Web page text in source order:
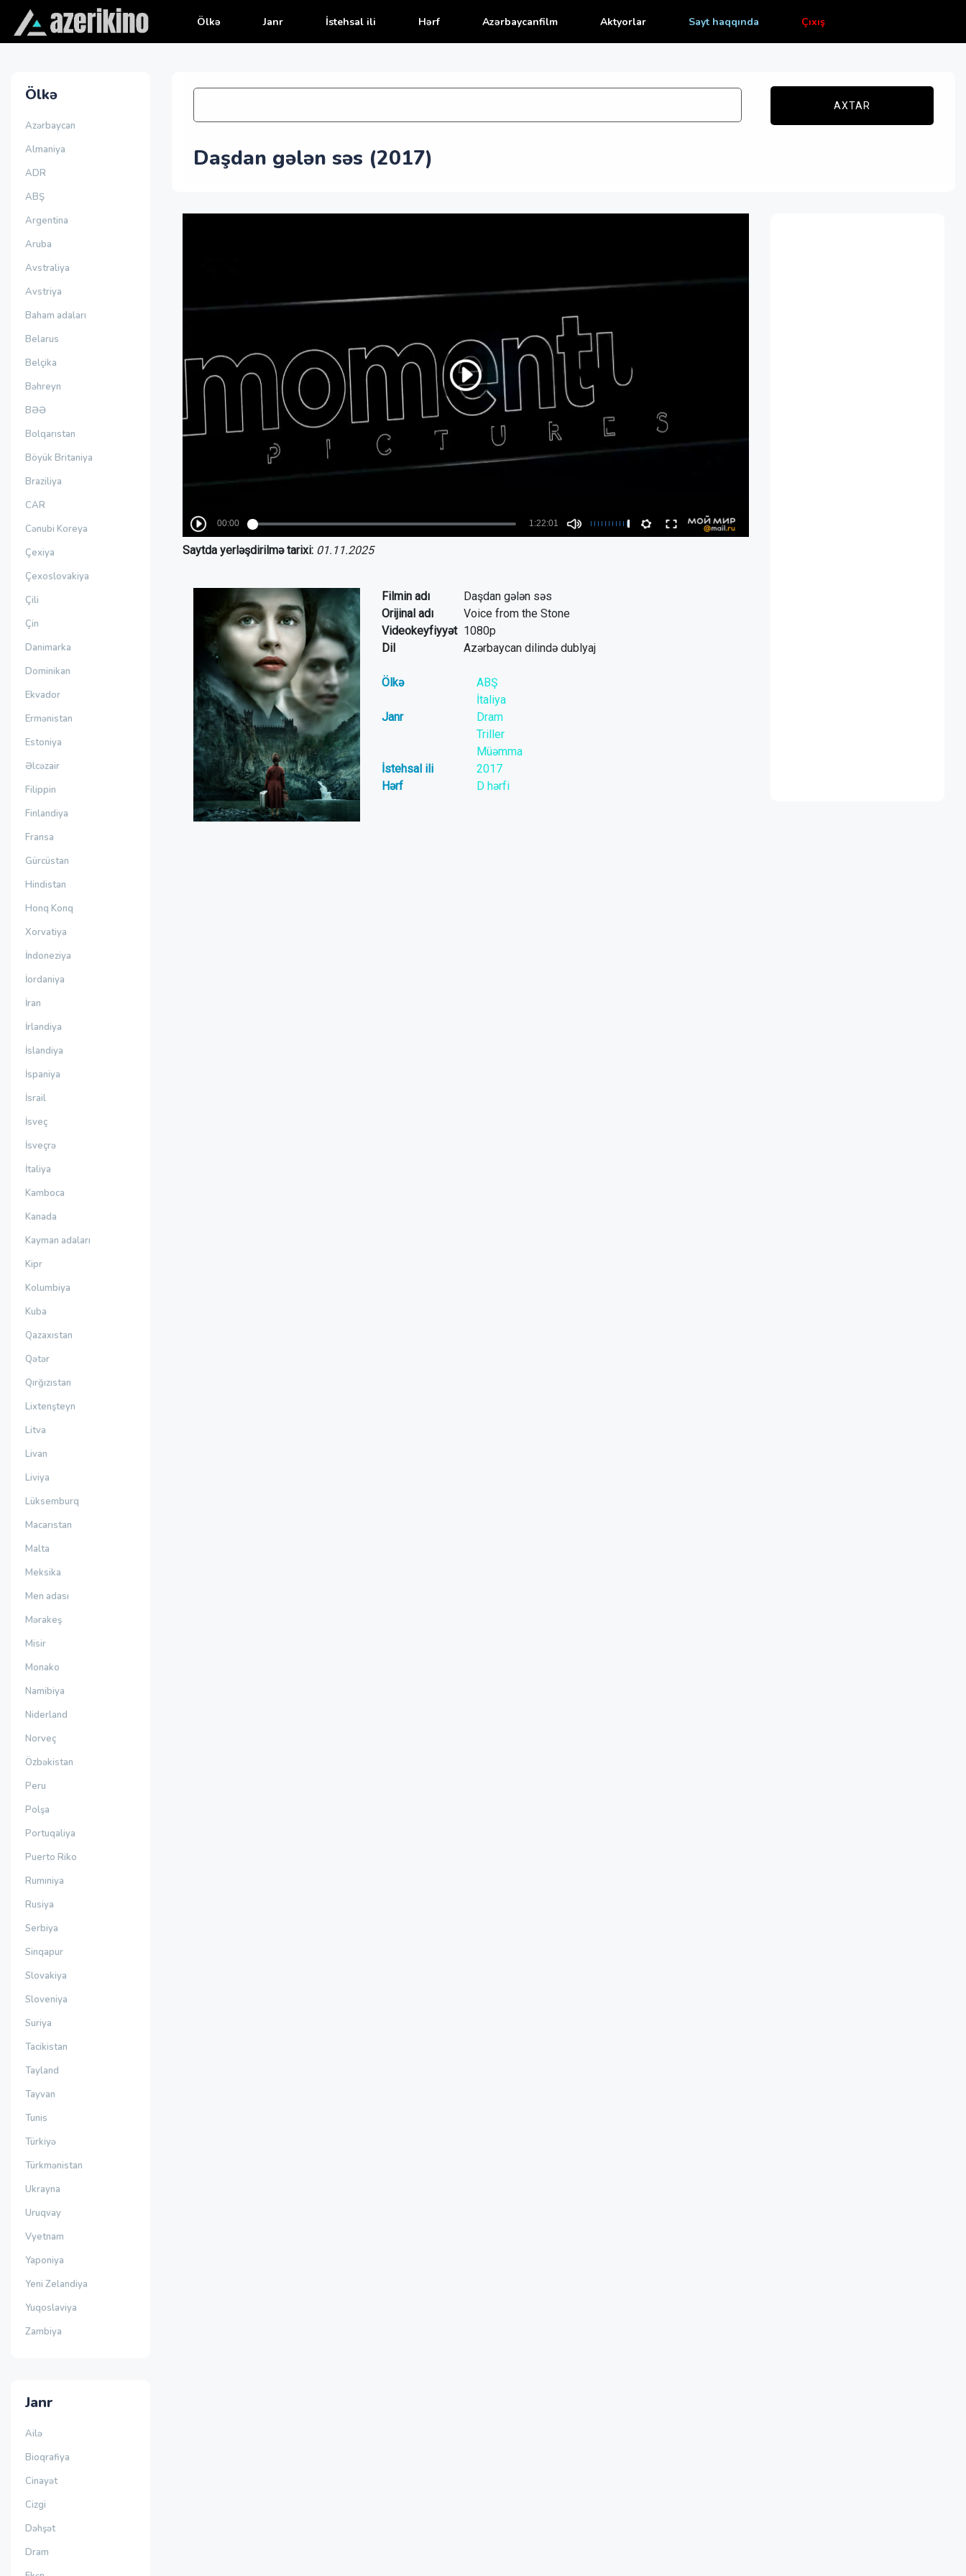
Ölkə Janr İstehsal ili Hərf Azərbaycanfilm Aktyorlar Sayt haqqında Çıxış
Ölkə
Azərbaycan
Almaniya
ADR
ABŞ
Argentina
Aruba
Avstraliya
Avstriya
Baham adaları
Belarus
Belçika
Bəhreyn
BƏƏ
Bolqarıstan
Böyük Britaniya
Braziliya
CAR
Cənubi Koreya
Çexiya
Çexoslovakiya
Çili
Çin
Danimarka
Dominikan
Ekvador
Ermənistan
Estoniya
Əlcəzair
Filippin
Finlandiya
Fransa
Gürcüstan
Hindistan
Honq Konq
Xorvatiya
İndoneziya
İordaniya
İran
İrlandiya
İslandiya
İspaniya
İsrail
İsveç
İsveçrə
İtaliya
Kamboca
Kanada
Kayman adaları
Kipr
Kolumbiya
Kuba
Qazaxıstan
Qətər
Qırğızıstan
Lixtenşteyn
Litva
Livan
Liviya
Lüksemburq
Macarıstan
Malta
Meksika
Men adası
Mərakeş
Misir
Monako
Namibiya
Niderland
Norveç
Özbəkistan
Peru
Polşa
Portuqaliya
Puerto Riko
Rumıniya
Rusiya
Serbiya
Sinqapur
Slovakiya
Sloveniya
Suriya
Tacikistan
Tayland
Tayvan
Tunis
Türkiyə
Türkmənistan
Ukrayna
Uruqvay
Vyetnam
Yaponiya
Yeni Zelandiya
Yuqoslaviya
Zambiya
Janr
Ailə
Bioqrafiya
Cinayət
Cizgi
Dəhşət
Dram
AXTAR
Daşdan gələn səs (2017)
Saytda yerləşdirilmə tarixi: 01.11.2025
Filmin adı
Daşdan gələn səs
Orijinal adı
Voice from the Stone
Videokeyfiyyət 1080p
Dil
Azərbaycan dilində dublyaj
Ölkə
ABŞ
İtaliya
Janr
Dram
Triller
Müəmma
İstehsal ili
2017
Hərf
D hərfi